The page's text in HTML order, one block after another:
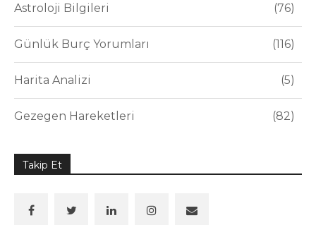
Astroloji Bilgileri 76
Günlük Burç Yorumları 116
Harita Analizi 5
Gezegen Hareketleri 82
Takip Et